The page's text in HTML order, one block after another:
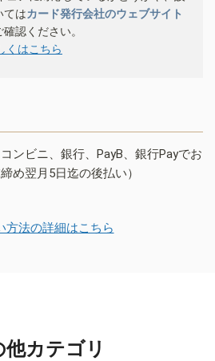
てはカード発行会社のウェブサイト
確認ください。
くはこちら
ンビニ、銀行、PayB、銀行Payでお
め翌月5日迄の後払い）
方法の詳細はこちら
他カテゴリ